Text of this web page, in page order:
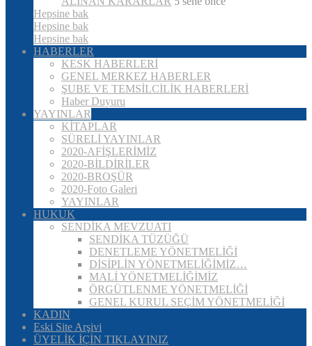
Hepsine bak
Hepsine bak
Hepsine bak
HABERLER
KESK HABERLERİ
GENEL MERKEZ HABERLER
ŞUBE VE TEMSİLCİLİK HABERLERİ
Haber Duyuru
YAYINLAR
KİTAPLAR
SÜRELİ YAYINLAR
2020-AFİŞLERİMİZ
2020-BİLDİRİLER
2020-BROŞÜR
2020-Foto Galeri
YAYINLAR
HUKUK
SENDİKA MEVZUATI
SENDİKA TÜZÜĞÜ
DENETLEME YÖNETMELİĞİ
DİSİPLİN YÖNETMELİĞİMİZ…
MALİ YÖNETMELİĞİMİZ
ÖRGÜTLENME YÖNETMELİĞİ
GENEL KURUL SEÇİM YÖNETMELİĞİ
KADIN
Eski Site Arşivi
ÜYELİK İÇİN TIKLAYINIZ